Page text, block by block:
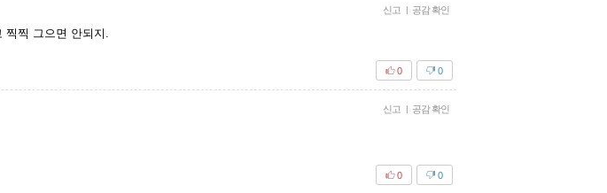
신고 | 공감 확인
찍찍 그으면 안되지.
0
0
신고 | 공감 확인
0
0